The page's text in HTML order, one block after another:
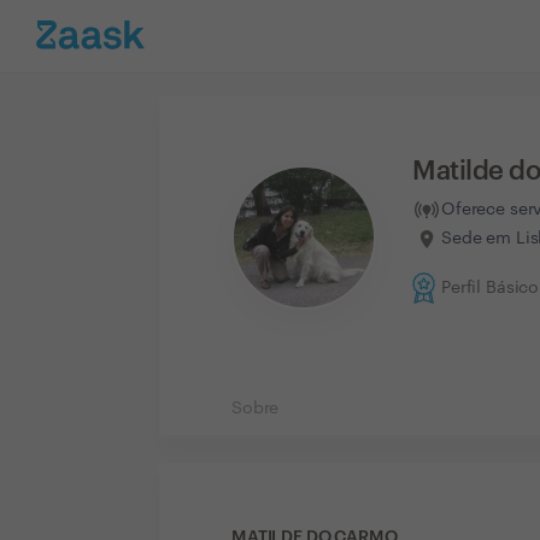
Matilde
Oferece
Sede em
Perfil Básico
Sobre